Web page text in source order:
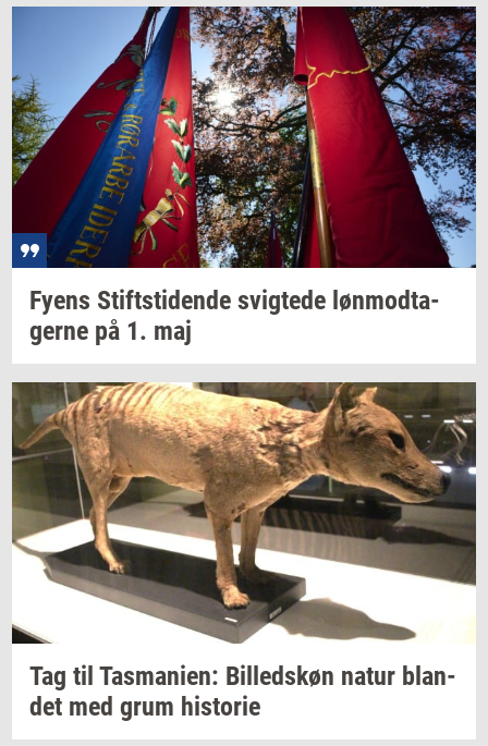
Fyens Stift­s­ti­den­de svig­te­de løn­mod­ta­
ger­ne på 1. maj
Tag til Tas­ma­ni­en: Bil­leds­køn natur blan­
det med grum hi­sto­rie